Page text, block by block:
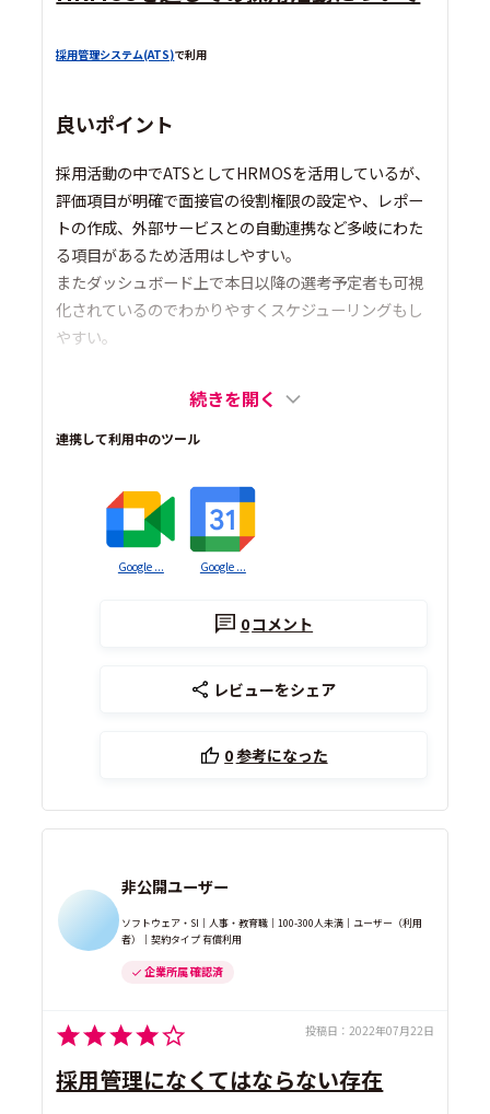
採用管理システム(ATS)で利用
良いポイント
採用活動の中でATSとしてHRMOSを活用しているが、
評価項目が明確で面接官の役割権限の設定や、レポー
トの作成、外部サービスとの自動連携など多岐にわた
る項目があるため活用はしやすい。
またダッシュボード上で本日以降の選考予定者も可視
化されているのでわかりやすくスケジューリングもし
やすい。
続きを開く
連携して利用中のツール
Google ... Google ...
0コメント
レビューをシェア
0参考になった
非公開ユーザー
ソフトウェア・SI｜人事・教育職｜100-300人未満｜ユーザー（利用
者）｜契約タイプ 有償利用
企業所属 確認済
投稿日： 2022年07月22日
採用管理になくてはならない存在